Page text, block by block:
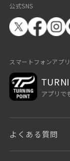
公式SNS
スマートフォンアプリ
アプリで
よくある質問